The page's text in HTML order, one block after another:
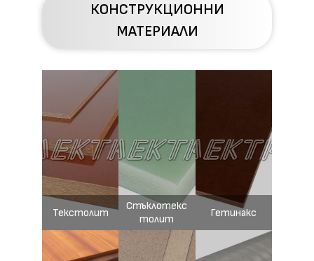
КОНСТРУКЦИОННИ
МАТЕРИАЛИ
Текстолит
Стъклотекс
толит
Гетинакс